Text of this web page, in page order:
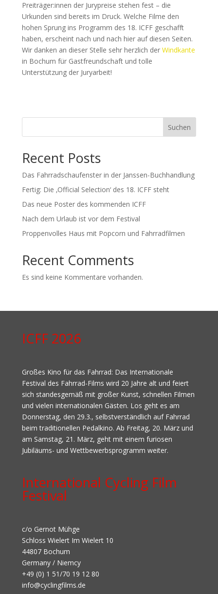
Preiträger:innen der Jurypreise stehen fest – die
Urkunden sind bereits im Druck. Welche Filme den
hohen Sprung ins Programm des 18. ICFF geschafft
haben, erscheint nach und nach hier auf diesen Seiten.
Wir danken an dieser Stelle sehr herzlich der Windkante
in Bochum für Gastfreundschaft und tolle
Unterstützung der Juryarbeit!
Suchen
Recent Posts
Das Fahrradschaufenster in der Janssen-Buchhandlung
Fertig: Die ‚Official Selection‘ des 18. ICFF steht
Das neue Poster des kommenden ICFF
Nach dem Urlaub ist vor dem Festival
Proppenvolles Haus mit Popcorn und Fahrradfilmen
Recent Comments
Es sind keine Kommentare vorhanden.
ICFF 2026
Großes Kino für das Fahrrad: Das Internationale
Festival des Fahrrad-Films wird 20 Jahre alt und feiert
sich standesgemäß mit großer Kunst, schnellen Filmen
und vielen internationalen Gästen. Los geht es am
Donnerstag, den 29.3., selbstverständlich auf Fahrrad
beim traditionellen Pedalkino. Ab Freitag, 20. März und
am Samstag, 21. März, geht mit einem furiosen
Jubiläums- und Wettbewerbsprogramm weiter.
International Cycling Film
Festival
c/o Gernot Mühge
Schloss Wielert Im Wielert 10
44807 Bochum
Germany / Niemcy
+49 (0) 1 51/70 19 12 80
info@cyclingfilms.de